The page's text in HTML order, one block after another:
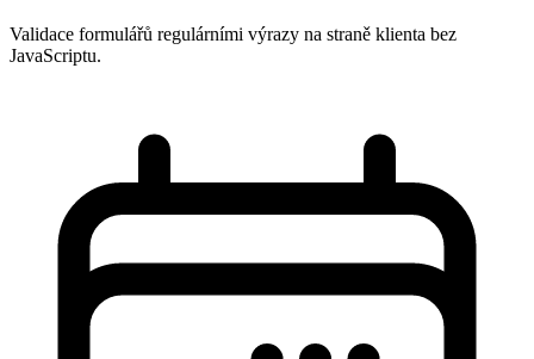
Validace formulářů regulárními výrazy na straně klienta bez
JavaScriptu.